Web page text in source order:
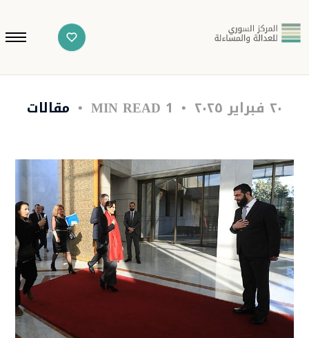
٢٠ فبراير ٢٠٢٥ مقالات